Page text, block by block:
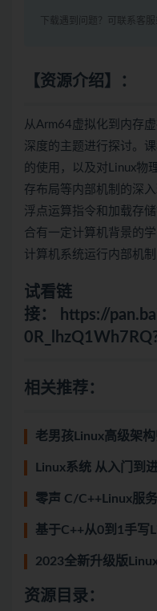
下载遇到问题？可联系客服
【资源介绍】：
从Arm64虚拟化到内存
深度的主题进行探讨。
的使用，以及对 Linux物
存布局等内部机制的深
浮点运算指令和加载存
合有一定计算机背景的
计算机系统运行内部机制
试看链
接：
https://
相关推荐：
老男孩Linux高级架
Linux系统 从入门到
零声 C/C++Linux服
基于C++从0到1手写
2023全新升级版
资源目录：